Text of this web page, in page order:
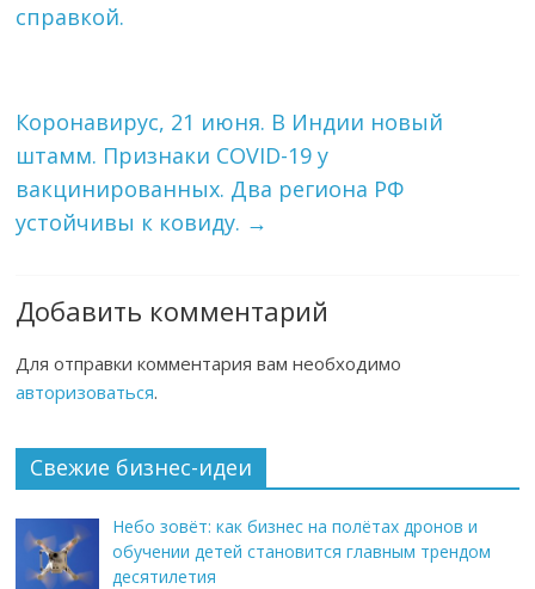
справкой.
Коронавирус, 21 июня. В Индии новый
штамм. Признаки COVID-19 у
вакцинированных. Два региона РФ
устойчивы к ковиду. →
Добавить комментарий
Для отправки комментария вам необходимо
авторизоваться.
Свежие бизнес-идеи
Небо зовёт: как бизнес на полётах дронов и
обучении детей становится главным трендом
десятилетия